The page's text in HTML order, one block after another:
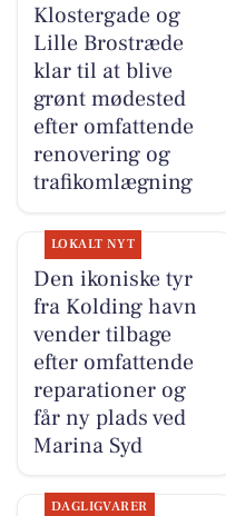
Klostergade og
Lille Brostræde
klar til at blive
grønt mødested
efter omfattende
renovering og
trafikomlægning
LOKALT NYT
Den ikoniske tyr
fra Kolding havn
vender tilbage
efter omfattende
reparationer og
får ny plads ved
Marina Syd
DAGLIGVARER